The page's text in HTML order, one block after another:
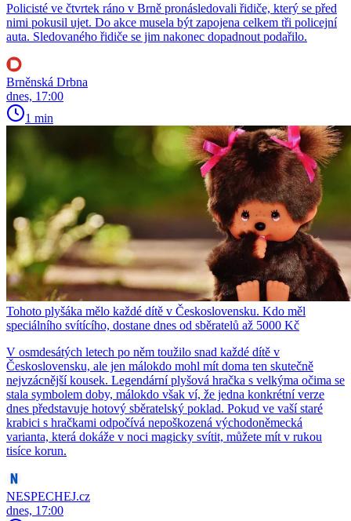
Policisté ve čtvrtek ráno v Brně pronásledovali řidiče, který se před
nimi pokusil ujet. Do akce musela být zapojena celkem tři policejní
auta. Sledovaného řidiče se jim nakonec dopadnout podařilo.
Brněnská Drbna
dnes, 17:00
1 min
Tohoto plyšáka mělo každé dítě v Československu. Kdo měl
speciálního svítícího, dostane dnes od sběratelů až 5000 Kč
V osmdesátých letech po něm toužilo snad každé dítě v
Československu, ale jen málokdo mohl mít doma ten skutečně
nejvzácnější kousek. Legendární plyšová hračka s velkýma očima se
stala symbolem doby, málokdo však ví, že jedna konkrétní verze
dnes představuje hotový sběratelský poklad. Pokud ve vaší staré
krabici s hračkami odpočívá nepoškozená východoněmecká
varianta, která dokáže v noci magicky svítit, můžete mít v rukou
tisíce korun.
NESPECHEJ.cz
dnes, 17:00